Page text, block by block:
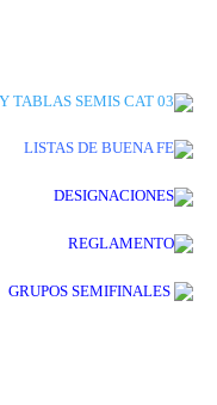
TABLAS SEMIS CAT 03
LISTAS DE BUENA FE
DESIGNACIONES
REGLAMENTO
GRUPOS SEMIFINALES